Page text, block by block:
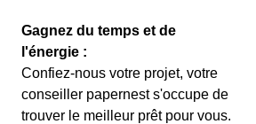
Gagnez du temps et de
l'énergie :
Confiez-nous votre projet, votre
conseiller papernest s'occupe de
trouver le meilleur prêt pour vous.